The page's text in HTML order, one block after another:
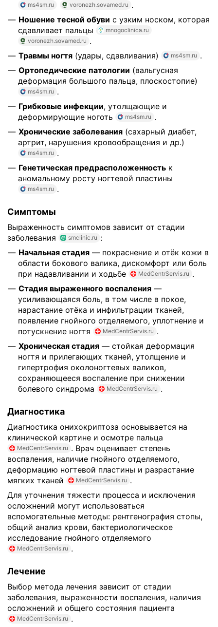
ms4sm.ru voronezh.sovamed.ru .
Ношение тесной обуви с узким носком, которая
сдавливает пальцы
mnogoclinica.ru
voronezh.sovamed.ru .
Травмы ногтя (удары, сдавливания) ms4sm.ru .
Ортопедические патологии (вальгусная
деформация большого пальца, плоскостопие)
ms4sm.ru .
Грибковые инфекции, утолщающие и
деформирующие ноготь
ms4sm.ru .
Хронические заболевания (сахарный диабет,
артрит, нарушения кровообращения и др.)
ms4sm.ru .
Генетическая предрасположенность к
аномальному росту ногтевой пластины
ms4sm.ru .
Симптомы
Выраженность симптомов зависит от стадии
заболевания
smclinic.ru :
Начальная стадия — покраснение и отёк кожи в
области бокового валика, дискомфорт или боль
при надавливании и ходьбе
MedCentrServis.ru .
Стадия выраженного воспаления —
усиливающаяся боль, в том числе в покое,
нарастание отёка и инфильтрации тканей,
появление гнойного отделяемого, уплотнение и
потускнение ногтя
MedCentrServis.ru .
Хроническая стадия — стойкая деформация
ногтя и прилегающих тканей, утолщение и
гипертрофия околоногтевых валиков,
сохраняющееся воспаление при снижении
болевого синдрома
MedCentrServis.ru .
Диагностика
Диагностика онихокриптоза основывается на
клинической картине и осмотре пальца
MedCentrServis.ru . Врач оценивает степень
воспаления, наличие гнойного отделяемого,
деформацию ногтевой пластины и разрастание
мягких тканей
MedCentrServis.ru .
Для уточнения тяжести процесса и исключения
осложнений могут использоваться
вспомогательные методы: рентгенография стопы,
общий анализ крови, бактериологическое
исследование гнойного отделяемого
MedCentrServis.ru .
Лечение
Выбор метода лечения зависит от стадии
заболевания, выраженности воспаления, наличия
осложнений и общего состояния пациента
MedCentrServis.ru .